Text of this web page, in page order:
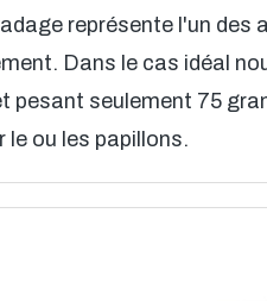
représente l'un des
Dans le cas idéal
pesant seulement 75
le ou les papillons.